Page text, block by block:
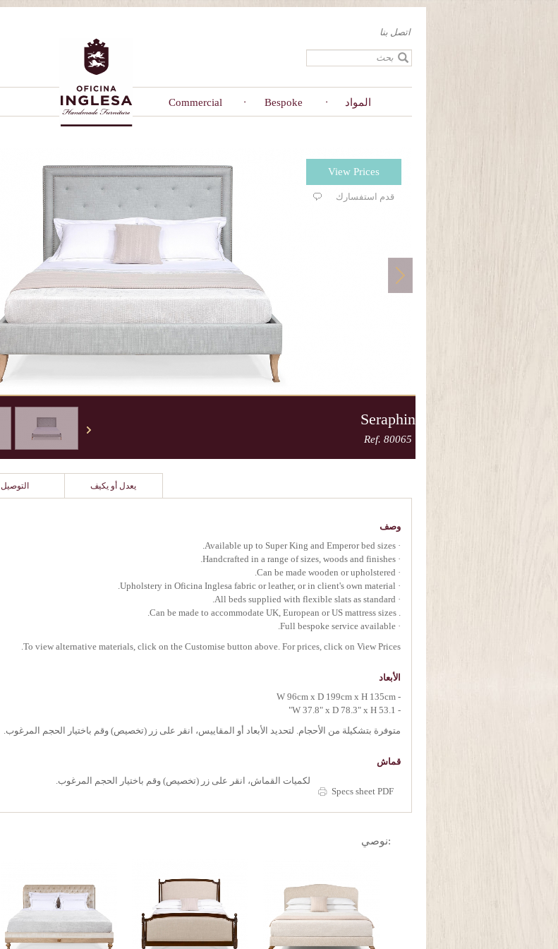
اتصل بنا
Commercial Bespoke المواد
View Prices
قدم استفسارك
Seraphin
Ref. 80065
التوصيل يعدل أو يكيف
وصف
· Available up to Super King and Emperor bed sizes.
· Handcrafted in a range of sizes, woods and finishes.
· Can be made wooden or upholstered.
· Upholstery in Oficina Inglesa fabric or leather, or in client's own material.
· All beds supplied with flexible slats as standard.
. Can be made to accommodate UK, European or US mattress sizes.
· Full bespoke service available.
To view alternative materials, click on the Customise button above. For prices, click on View Prices.
الأبعاد
- W 96cm x D 199cm x H 135cm
- W 37.8" x D 78.3" x H 53.1"
متوفرة بتشكيلة من الأحجام. لتحديد الأبعاد أو المقاييس، انقر على زر (تخصيص) وقم باختيار الحجم المرغوب.
قماش
لكميات القماش، انقر على زر (تخصيص) وقم باختيار الحجم المرغوب.
Specs sheet PDF
:نوصي